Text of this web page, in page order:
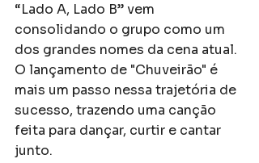
“Lado A, Lado B” vem
consolidando o grupo como um
dos grandes nomes da cena atual.
O lançamento de "Chuveirão" é
mais um passo nessa trajetória de
sucesso, trazendo uma canção
feita para dançar, curtir e cantar
junto.